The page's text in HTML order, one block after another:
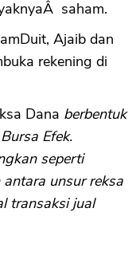
saham.
Ajaib dan
rekening di
Dana berbentuk
Efek.
seperti
unsur reksa
transaksi jual
OK
CANCEL